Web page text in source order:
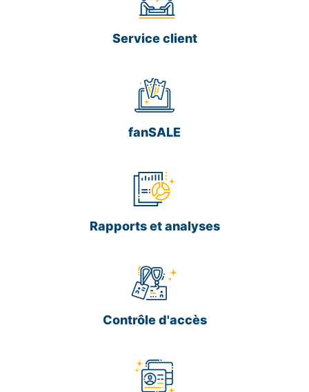
Service client
fanSALE
Rapports et analyses
Contrôle d'accès